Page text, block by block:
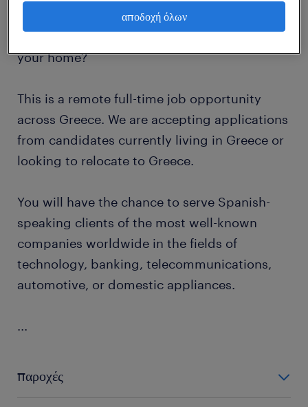
a remote career that allows you to skip the
daily commute and work from the comfort of
your home?
This is a remote full-time job opportunity
across Greece. We are accepting applications
from candidates currently living in Greece or
looking to relocate to Greece.
You will have the chance to serve Spanish-
speaking clients of the most well-known
companies worldwide in the fields of
technology, banking, telecommunications,
automotive, or domestic appliances.
...
παροχές
αποδοχή όλων